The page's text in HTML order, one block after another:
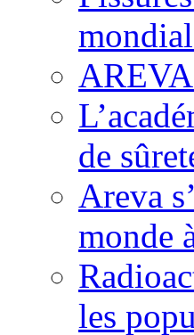
de
Areva
monde
les